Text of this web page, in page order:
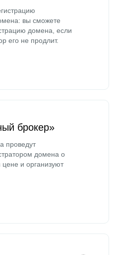
вы сможете
домена, если
его не продлит.
брокер»
проведут
домена о
и организуют